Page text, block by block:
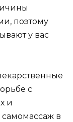
поэтому
у вас
с
и
в